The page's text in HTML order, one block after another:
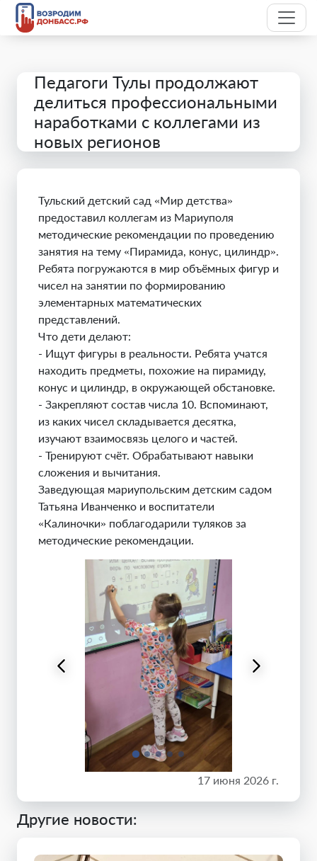
Педагоги Тулы продолжают
делиться профессиональными
наработками с коллегами из
новых регионов
Тульский детский сад «Мир детства»
предоставил коллегам из Мариуполя
методические рекомендации по проведению
занятия на тему «Пирамида, конус, цилиндр».
Ребята погружаются в мир объёмных фигур и
чисел на занятии по формированию
элементарных математических
представлений.
Что дети делают:
- Ищут фигуры в реальности. Ребята учатся
находить предметы, похожие на пирамиду,
конус и цилиндр, в окружающей обстановке.
- Закрепляют состав числа 10. Вспоминают,
из каких чисел складывается десятка,
изучают взаимосвязь целого и частей.
- Тренируют счёт. Обрабатывают навыки
сложения и вычитания.
Заведующая мариупольским детским садом
Татьяна Иванченко и воспитатели
«Калиночки» поблагодарили туляков за
методические рекомендации.
17 июня 2026 г.
Другие новости: